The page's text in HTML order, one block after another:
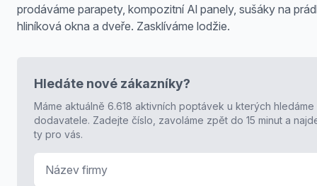
prodáváme parapety, kompozitní Al panely, sušáky na
hliníková okna a dveře. Zasklíváme lodžie.
Hledáte nové zákazníky?
Máme aktuálně 6.618 aktivních poptávek u kterých hledáme
dodavatele. Zadejte číslo, zavoláme zpět do 15 minut a
ty pro vás.